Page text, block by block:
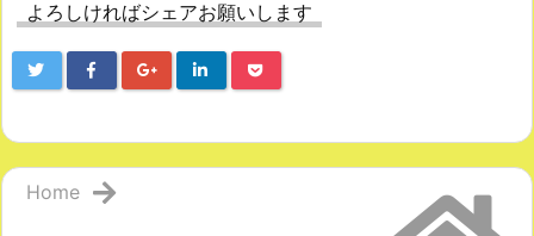
よろしければシェアお願いします
Home